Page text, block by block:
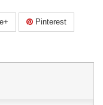
Pinterest